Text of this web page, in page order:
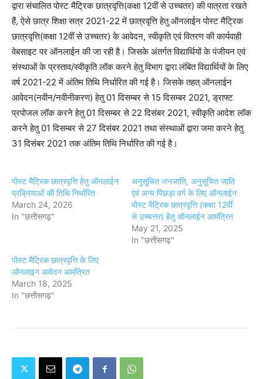
द्वारा संचालित पोस्ट मैट्रिक छात्रवृत्ति(कक्षा 12वीं से उच्चतर) की पात्रता रखते
हैं, ऐसे छात्र शिक्षा सत्र 2021-22 में छात्रवृत्ति हेतु ऑनलाईन पोस्ट मैट्रिक
छात्रवृत्ति(कक्षा 12वीं से उच्चतर) के आवेदन, स्वीकृति एवं वितरण की कार्यवाही
वेबसाइट पर ऑनलाईन की जा रही है। जिसके अंतर्गत विद्यार्थियों के पंजीयन एवं
संस्थाओं के प्रस्ताव/स्वीकृति लॉक करने हेतु विभाग द्वारा लंबित विद्यार्थियों के लिए
वर्ष 2021-22 में अंतिम तिथि निर्धारित की गई है। जिसके तहत् ऑनलाईन
आवेदन(नवीन/नवीनीकरण) हेतु 01 दिसम्बर से 15 दिसम्बर 2021, ड्राफ्ट
प्रपोजल लॉक करने हेतु 01 दिसम्बर से 22 दिसंबर 2021, स्वीकृति आदेश लॉक
करने हेतु 01 दिसम्बर से 27 दिसंबर 2021 तथा संस्थाओं द्वारा जमा करने हेतु
31 दिसंबर 2021 तक अंतिम तिथि निर्धारित की गई है।
पोस्ट मैट्रिक छात्रवृत्ति हेतु ऑनलाईन
प्रक्रियाओं की तिथि निर्धारित
March 24, 2026
In "छत्तीसगढ़"
अनुसूचित जनजाति, अनुसूचित जाति
एवं अन्य पिछड़ा वर्ग के लिए ऑनलाईन
पोस्ट मैट्रिक छात्रवृत्ति (कक्षा 12वीं
से उच्चत्तर) हेतु ऑनलाईन आमंत्रित
May 21, 2025
In "छत्तीसगढ़"
पोस्ट मैट्रिक छात्रवृत्ति के लिए
ऑनलाइन आवेदन आमंत्रित
March 18, 2025
In "छत्तीसगढ़"